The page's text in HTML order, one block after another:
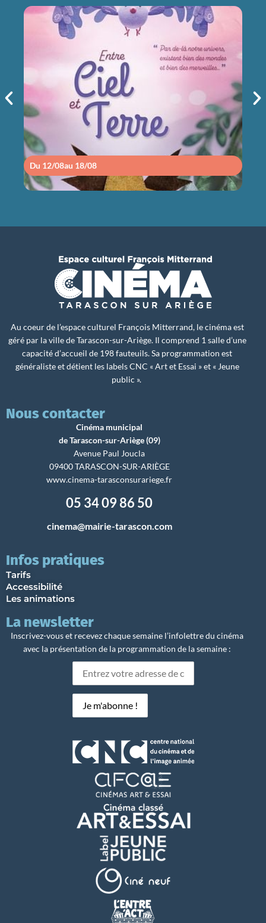
Du 12/08au 18/08
ENTRE CIEL ET TERRE
sam 15/08
14h30
Au coeur de l’espace culturel François Mitterrand, le cinéma est
géré par la ville de Tarascon-sur-Ariège. Il comprend 1 salle d’une
capacité d’accueil de 198 fauteuils. Sa programmation est
généraliste et détient les labels CNC « Art et Essai » et « Jeune
public ».
Nous contacter
Cinéma municipal
de Tarascon-sur-Ariège (09)
Avenue Paul Joucla
09400 TARASCON-SUR-ARIÈGE
www.cinema-tarasconsurariege.fr
05 34 09 86 50
cinema@mairie-tarascon.com
Infos pratiques
Tarifs
Accessibilité
Les animations
La newsletter
Inscrivez-vous et recevez chaque semaine l’infolettre du cinéma
avec la présentation de la programmation de la semaine :